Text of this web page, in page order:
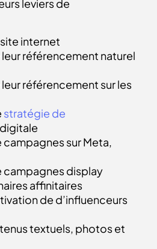
leviers de
internet
référencement naturel
référencement sur les
stratégie de
digitale
campagnes sur Meta,
campagnes display
affinitaires
de d’influenceurs
textuels, photos et